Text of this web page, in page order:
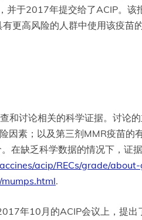
于2017年提交给了ACIP。该
更高风险的人群中使用该疫苗的
讨论相关的科学证据。讨论
素；以及第三剂MMR疫苗的
在缺乏科学数据的情况下，证
acip/RECs/grade/
.
年10月的ACIP会议上，提出